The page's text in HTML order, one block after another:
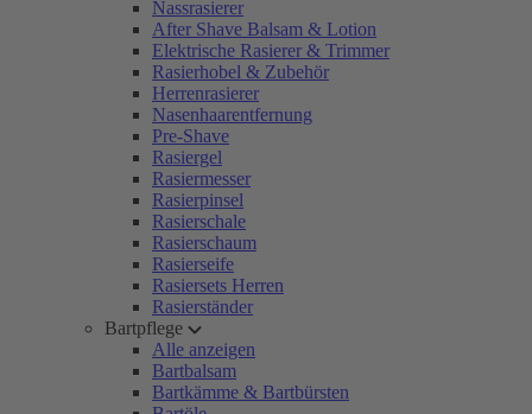
Nassrasierer
After Shave Balsam & Lotion
Elektrische Rasierer & Trimmer
Rasierhobel & Zubehör
Herrenrasierer
Nasenhaarentfernung
Pre-Shave
Rasiergel
Rasiermesser
Rasierpinsel
Rasierschale
Rasierschaum
Rasierseife
Rasiersets Herren
Rasierständer
Bartpflege
Alle anzeigen
Bartbalsam
Bartkämme & Bartbürsten